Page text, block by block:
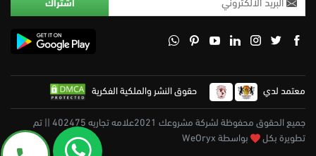
معتمد لدي حقوق النشر والملكية الفكرية
جميع الحقوق محفوظة لشركة مشروعك 2021علامه تجاريه 402475 || تم
تطويرة بكل
بواسطة WeOryx